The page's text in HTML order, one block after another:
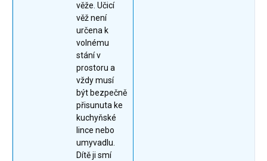
věže. Učicí
věž není
určena k
volnému
stání v
prostoru a
vždy musí
být bezpečně
přisunuta ke
kuchyňské
lince nebo
umyvadlu.
Dítě ji smí